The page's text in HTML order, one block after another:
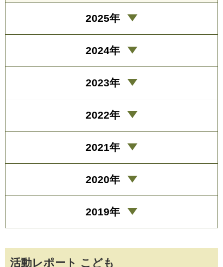
活動レポート こども
2025年
2024年
2023年
2022年
2021年
2020年
2019年